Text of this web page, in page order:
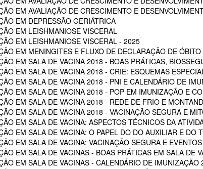
EM AVALIAÇÃO DE CRESCIMENTO E
EM DEPRESSÃO GERIÁTRICA
EM LEISHMANIOSE VISCERAL
EM LEISHMANIOSE VISCERAL - 2025
EM MENINGITES E FLUXO DE DECLARAÇÃO DE
EM SALA DE VACINA 2018 - BOAS PRÁTICAS,
EM SALA DE VACINA 2018 - CRIE: ESQUEMAS
EM SALA DE VACINA 2018 - PNI E CALENDÁRIO DE
EM SALA DE VACINA 2018 - POP EM IMUNIZAÇÃO E
EM SALA DE VACINA 2018 - REDE DE FRIO E
EM SALA DE VACINA 2018 - VACINAÇÃO SEGURA E
EM SALA DE VACINA: ASPECTOS TÉCNICOS DA
EM SALA DE VACINA: O PAPEL DO DO AUXILIAR E
EM SALA DE VACINA: VACINAÇÃO SEGURA E
EM SALA DE VACINAS - BOAS PRÁTICAS EM SALA DE
EM SALA DE VACINAS - CALENDÁRIO DE IMUNIZAÇÃO